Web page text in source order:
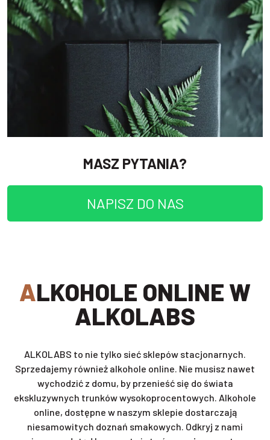
MASZ PYTANIA?
NAPISZ DO NAS
ALKOHOLE ONLINE W
ALKOLABS
ALKOLABS to nie tylko sieć sklepów stacjonarnych.
Sprzedajemy również alkohole online. Nie musisz nawet
wychodzić z domu, by przenieść się do świata
ekskluzywnych trunków wysokoprocentowych. Alkohole
online, dostępne w naszym sklepie dostarczają
niesamowitych doznań smakowych. Odkryj z nami